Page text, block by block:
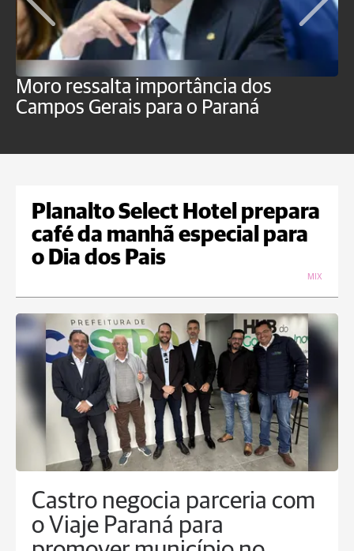
Moro ressalta importância dos
Campos Gerais para o Paraná
Planalto Select Hotel prepara
café da manhã especial para
o Dia dos Pais
MIX
Castro negocia parceria com
o Viaje Paraná para